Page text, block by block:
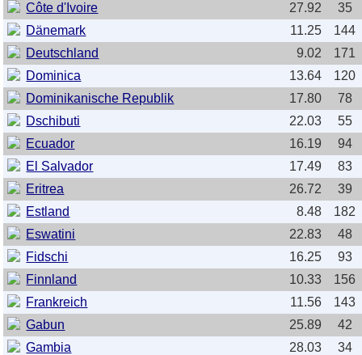
Côte d'Ivoire
27.92
35
Dänemark
11.25
144
Deutschland
9.02
171
Dominica
13.64
120
Dominikanische Republik
17.80
78
Dschibuti
22.03
55
Ecuador
16.19
94
El Salvador
17.49
83
Eritrea
26.72
39
Estland
8.48
182
Eswatini
22.83
48
Fidschi
16.25
93
Finnland
10.33
156
Frankreich
11.56
143
Gabun
25.89
42
Gambia
28.03
34